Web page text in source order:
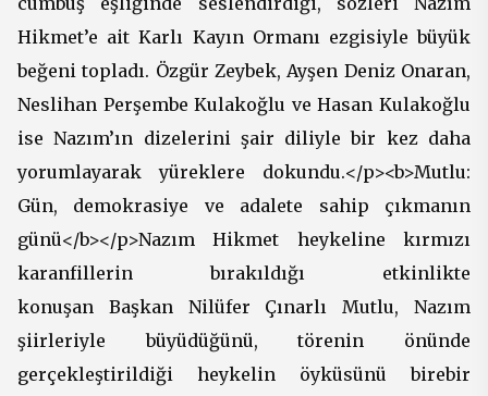
Hikmet’e ait Karlı Kayın Ormanı ezgisiyle büyük
beğeni topladı. Özgür Zeybek, Ayşen Deniz Onaran,
Neslihan Perşembe Kulakoğlu ve Hasan Kulakoğlu
ise Nazım’ın dizelerini şair diliyle bir kez daha
yorumlayarak yüreklere dokundu.</p><b>Mutlu:
Gün, demokrasiye ve adalete sahip çıkmanın
günü</b></p>Nazım Hikmet heykeline kırmızı
karanfillerin bırakıldığı etkinlikte
konuşan Başkan Nilüfer Çınarlı Mutlu, Nazım
şiirleriyle büyüdüğünü, törenin önünde
gerçekleştirildiği heykelin öyküsünü birebir